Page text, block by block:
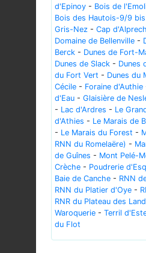
d'Epinoy - Bois de
Bois des Hautois-9/9 bis
Gris-Nez - Cap d'Alprech
Domaine de Bellenville -
Berck - Dunes de Fort-
Dunes de Slack - Dunes
du Fort Vert - Dunes du
Cécile - Foraine d'Authie
d'Eau - Glaisière de
- Lac d'Ardres - Le
d'Athies - Le Marais de
- Le Marais du Forest -
RNN du Romelaëre) -
de Guînes - Mont Pelé-
Crèche - Poudrerie
Baie de Canche - RNN
RNN du Platier d'Oye -
RNR du Plateau des
Waroquerie - Terril
du Flot